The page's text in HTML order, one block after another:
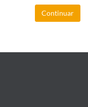
Continuar